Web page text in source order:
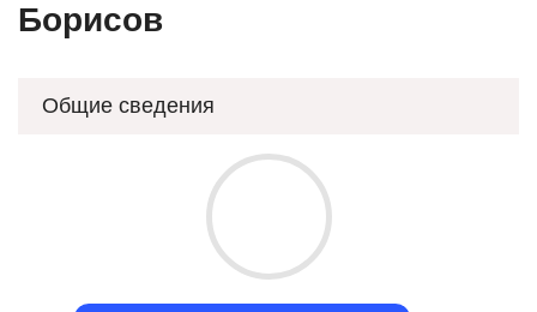
Борисов
Общие сведения